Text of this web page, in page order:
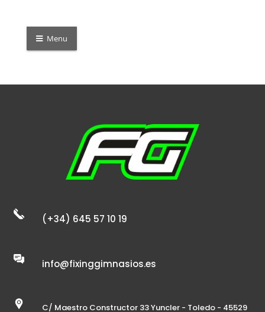
Menu
(+34) 645 57 10 19
info@fixinggimnasios.es
C/ Maestro Constructor 33 Yuncler - Toledo - 45529